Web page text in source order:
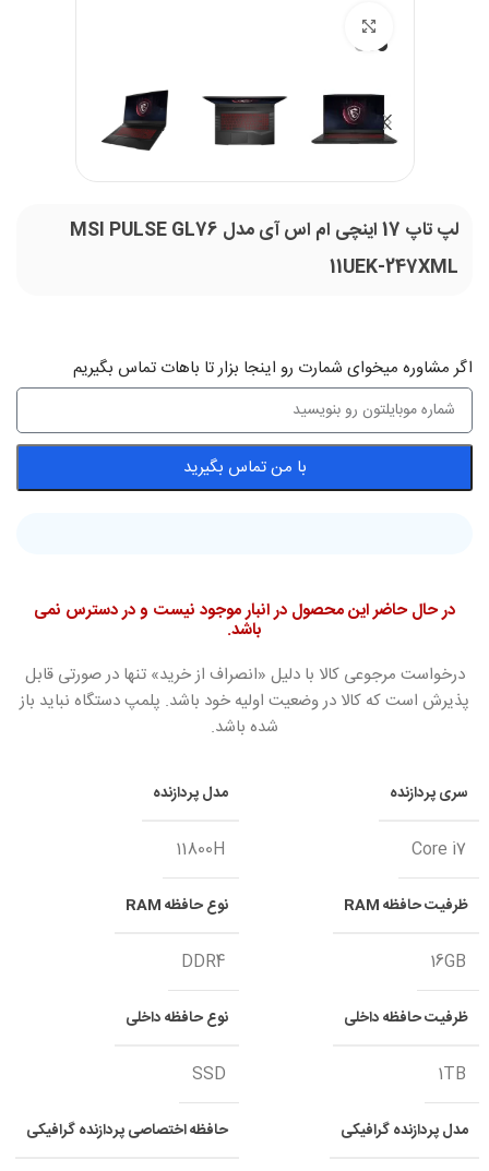
لپ تاپ 17 اینچی ام اس آی مدل MSI PULSE GL76
11UEK-247XML
اگر‌ مشاوره میخوای شمارت رو اینجا بزار تا باهات تماس بگیریم
با من تماس بگیرید
در حال حاضر این محصول در انبار موجود نیست و در دسترس نمی
باشد.
درخواست مرجوعی کالا با دلیل «انصراف از خرید» تنها در صورتی قابل
پذیرش است که کالا در وضعیت اولیه خود باشد. پلمپ دستگاه نباید باز
شده باشد.
سری پردازنده
Core i7
مدل پردازنده
11800H
ظرفیت حافظه RAM
16GB
نوع حافظه RAM
DDR4
ظرفیت حافظه داخلی
1TB
نوع حافظه داخلی
SSD
مدل پردازنده گرافیکی حافظه اختصاصی پردازنده گرافیکی